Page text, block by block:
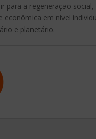
para a regeneração social,
econômica em nível
e planetário.
das Escolas Olhos